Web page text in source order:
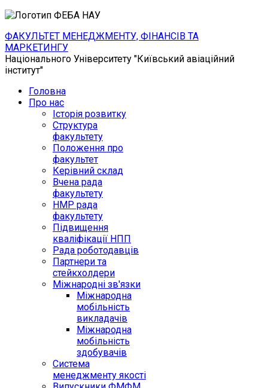
ФАКУЛЬТЕТ МЕНЕДЖМЕНТУ, ФІНАНСІВ ТА
МАРКЕТИНГУ
Національного Університету "Київський авіаційний
інститут"
Головна
Про нас
Історія розвитку
Структура
факультету
Положення про
факультет
Керівний склад
Вчена рада
факультету
НМР рада
факультету
Підвищення
кваліфікації НПП
Рада роботодавців
Партнери та
стейкхолдери
Міжнародні зв'язки
Міжнародна
мобільність
викладачів
Міжнародна
мобільність
здобувачів
Система
менеджменту якості